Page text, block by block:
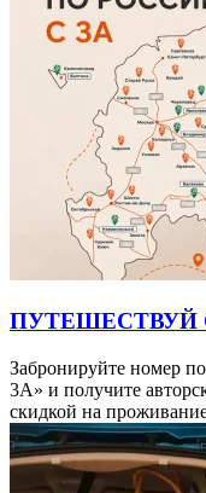
ПУТЕШЕСТВУЙ
Забронируйте номер
3А» и получите
скидкой на